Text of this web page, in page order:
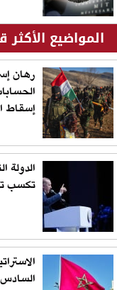
المواضيع الأكثر
رهان
إسقاط
تكسب
السادس